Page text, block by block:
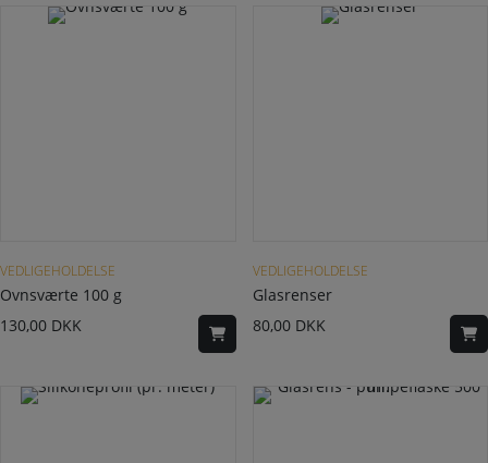
VEDLIGEHOLDELSE
Ovnsværte 100 g
130,00 DKK
VEDLIGEHOLDELSE
Glasrenser
80,00 DKK